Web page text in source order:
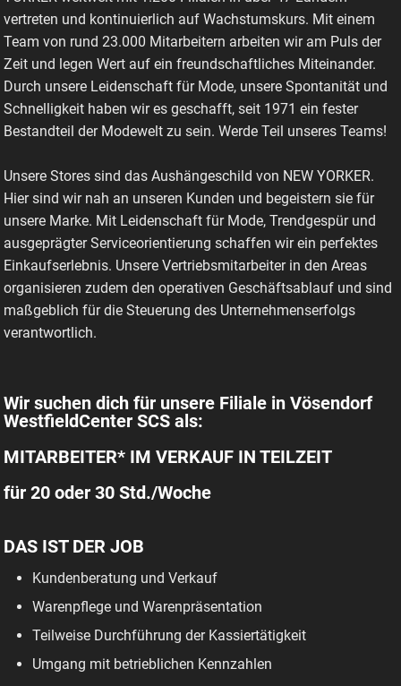
vertreten und kontinuierlich auf Wachstumskurs. Mit einem
Team von rund 23.000 Mitarbeitern arbeiten wir am Puls der
Zeit und legen Wert auf ein freundschaftliches Miteinander.
Durch unsere Leidenschaft für Mode, unsere Spontanität und
Schnelligkeit haben wir es geschafft, seit 1971 ein fester
Bestandteil der Modewelt zu sein. Werde Teil unseres Teams!
Unsere Stores sind das Aushängeschild von NEW YORKER.
Hier sind wir nah an unseren Kunden und begeistern sie für
unsere Marke. Mit Leidenschaft für Mode, Trendgespür und
ausgeprägter Serviceorientierung schaffen wir ein perfektes
Einkaufserlebnis. Unsere Vertriebsmitarbeiter in den Areas
organisieren zudem den operativen Geschäftsablauf und sind
maßgeblich für die Steuerung des Unternehmenserfolgs
verantwortlich.
Wir suchen dich für unsere Filiale in Vösendorf
WestfieldCenter SCS als:
MITARBEITER* IM VERKAUF IN TEILZEIT
für 20 oder 30 Std./Woche
DAS IST DER JOB
Kundenberatung und Verkauf
Warenpflege und Warenpräsentation
Teilweise Durchführung der Kassiertätigkeit
Umgang mit betrieblichen Kennzahlen